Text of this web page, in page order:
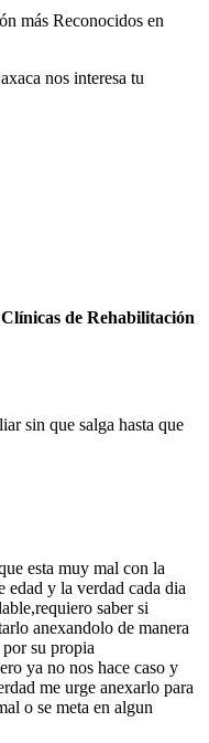
más Reconocidos en
nos interesa tu
de Rehabilitación
sin que salga hasta que
esta muy mal con la
edad y la verdad cada dia
saber si
anexandolo de manera
su propia
ya no nos hace caso y
me urge anexarlo para
o se meta en algun